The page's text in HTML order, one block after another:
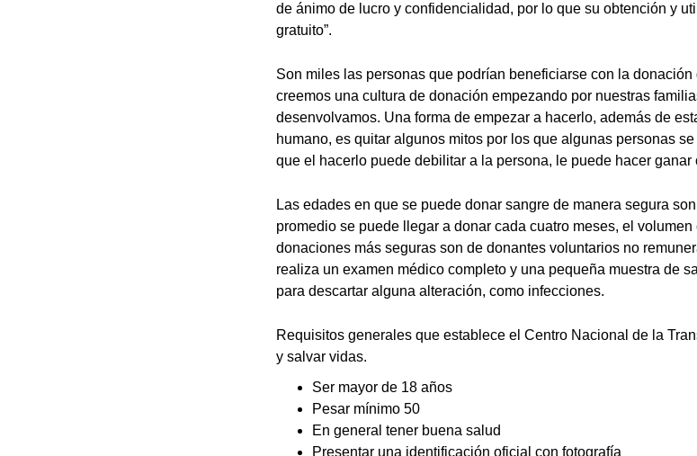
de ánimo de lucro y confidencialidad, por lo que su obtención y
gratuito”.
Son miles las personas que podrían beneficiarse con la
creemos una cultura de donación empezando por nuestras
desenvolvamos. Una forma de empezar a hacerlo, además de
humano, es quitar algunos mitos por los que algunas personas
que el hacerlo puede debilitar a la persona, le puede hacer ganar
Las edades en que se puede donar sangre de manera segura
promedio se puede llegar a donar cada cuatro meses, el
donaciones más seguras son de donantes voluntarios no
realiza un examen médico completo y una pequeña muestra de
para descartar alguna alteración, como infecciones.
Requisitos generales que establece el Centro Nacional de la
y salvar vidas.
Ser mayor de 18 años
Pesar mínimo 50
En general tener buena salud
Presentar una identificación oficial con fotografía